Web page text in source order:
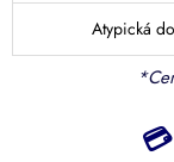
Atypická